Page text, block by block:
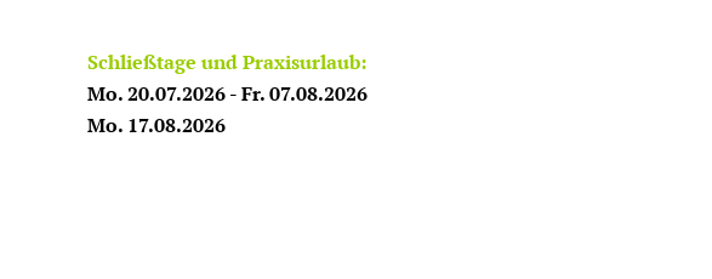
Schließtage und Praxisurlaub:
Mo. 20.07.2026 - Fr. 07.08.2026
Mo. 17.08.2026